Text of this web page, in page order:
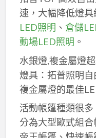
速，大幅降低燈
LED照明 、 倉儲
動場LED照明 。
水銀燈,複金屬燈
燈具：拓普照明
複金屬燈的最佳
活動帳篷種類很
分為大型歐式組